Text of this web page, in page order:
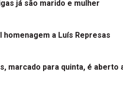
já são marido e mulher
a Luís Represas
marcado para quinta, é aberto